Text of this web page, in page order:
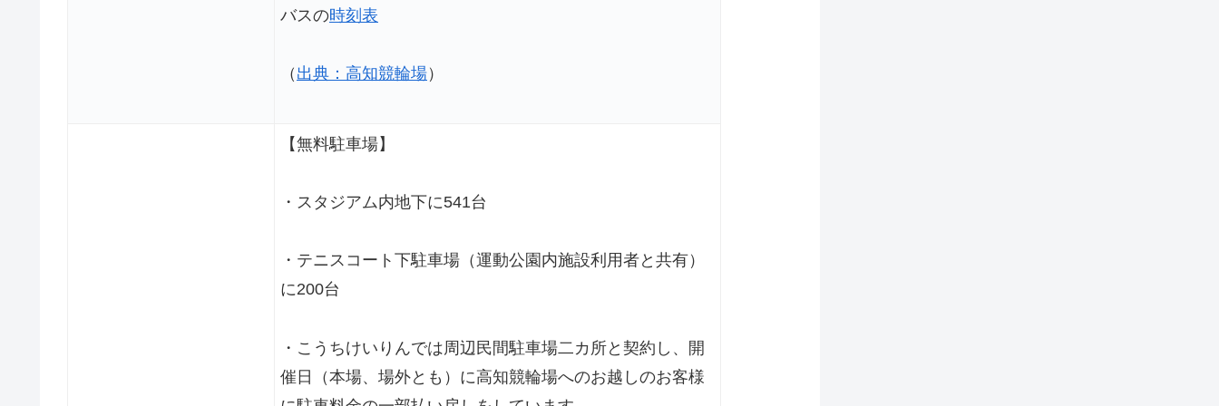
バスの時刻表
（ 出典：高知競輪場）
【無料駐車場】
・スタジアム内地下に541台
・テニスコート下駐車場（運動公園内施設利用者と共有）
に200台
・こうちけいりんでは周辺民間駐車場二カ所と契約し、開
催日（本場、場外とも）に高知競輪場へのお越しのお客様